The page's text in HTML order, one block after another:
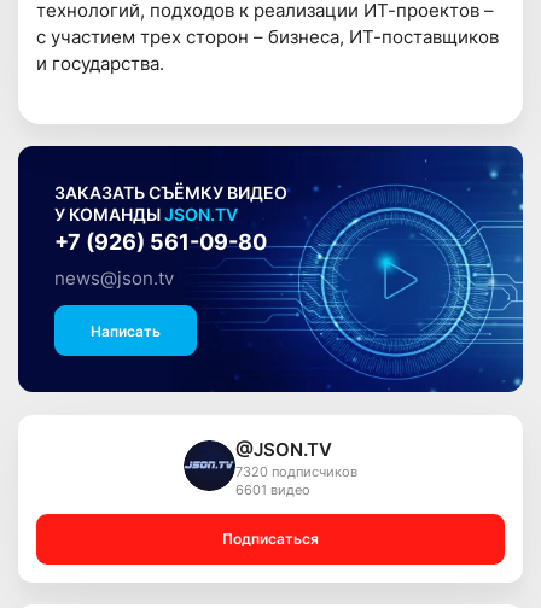
технологий, подходов к реализации ИТ-проектов –
с участием трех сторон – бизнеса, ИТ-поставщиков
и государства.
ЗАКАЗАТЬ СЪЁМКУ ВИДЕО
У КОМАНДЫJSON.TV
+7 (926) 561-09-80
news@json.tv
Написать
@JSON.TV
7320 подписчиков
6601 видео
Подписаться